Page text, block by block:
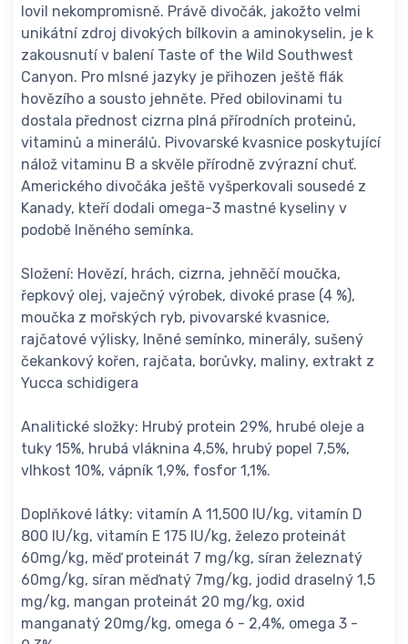
lovil nekompromisně. Právě divočák, jakožto velmi
unikátní zdroj divokých bílkovin a aminokyselin, je k
zakousnutí v balení Taste of the Wild Southwest
Canyon. Pro mlsné jazyky je přihozen ještě flák
hovězího a sousto jehněte. Před obilovinami tu
dostala přednost cizrna plná přírodních proteinů,
vitaminů a minerálů. Pivovarské kvasnice poskytující
nálož vitaminu B a skvěle přírodně zvýrazní chuť.
Amerického divočáka ještě vyšperkovali sousedé z
Kanady, kteří dodali omega-3 mastné kyseliny v
podobě lněného semínka.
Složení: Hovězí, hrách, cizrna, jehněčí moučka,
řepkový olej, vaječný výrobek, divoké prase (4 %),
moučka z mořských ryb, pivovarské kvasnice,
rajčatové výlisky, lněné semínko, minerály, sušený
čekankový kořen, rajčata, borůvky, maliny, extrakt z
Yucca schidigera
Analitické složky: Hrubý protein 29%, hrubé oleje a
tuky 15%, hrubá vláknina 4,5%, hrubý popel 7,5%,
vlhkost 10%, vápník 1,9%, fosfor 1,1%.
Doplňkové látky: vitamín A 11,500 IU/kg, vitamín D
800 IU/kg, vitamín E 175 IU/kg, železo proteinát
60mg/kg, měď proteinát 7 mg/kg, síran železnatý
60mg/kg, síran měďnatý 7mg/kg, jodid draselný 1,5
mg/kg, mangan proteinát 20 mg/kg, oxid
manganatý 20mg/kg, omega 6 - 2,4%, omega 3 -